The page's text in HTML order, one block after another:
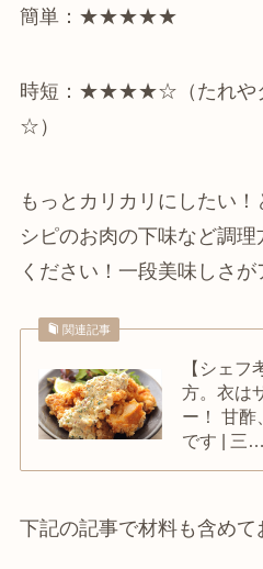
簡単：★★★★★
時短：★★★★☆（たれや
☆）
もっとカリカリにしたい
シピのお肉の下味など調
ください！一段美味しさが
関連記事
【シェフ
方。衣は
ー！ 甘酢
です | 三…
下記の記事で材料も含めて